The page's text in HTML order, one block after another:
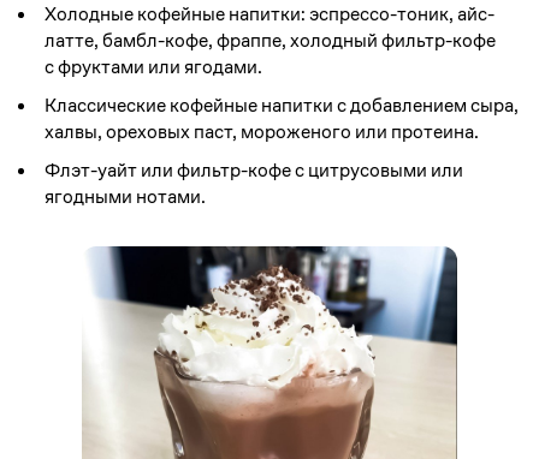
Холодные кофейные напитки: эспрессо-тоник, айс-
латте, бамбл-кофе, фраппе, холодный фильтр-кофе
с фруктами или ягодами.
Классические кофейные напитки с добавлением сыра,
халвы, ореховых паст, мороженого или протеина.
Флэт-уайт или фильтр-кофе с цитрусовыми или
ягодными нотами.